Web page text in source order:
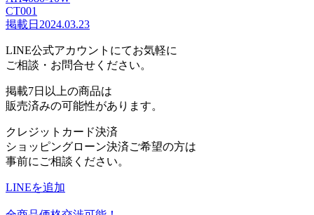
CT001
掲載日 2024.03.23
LINE公式アカウントにてお気軽に
ご相談・お問合せください。
掲載7日以上の商品は
販売済みの可能性があります。
クレジットカード決済
ショッピングローン決済ご希望の方は
事前にご相談ください。
LINEを追加